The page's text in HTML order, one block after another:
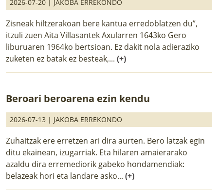
2026-07-20 | JAKOBA ERREKONDO
Zisneak hiltzerakoan bere kantua erredoblatzen du”,
itzuli zuen Aita Villasantek Axularren 1643ko Gero
liburuaren 1964ko bertsioan. Ez dakit nola adieraziko
zuketen ez batak ez besteak,... (+)
Beroari beroarena ezin kendu
2026-07-13 | JAKOBA ERREKONDO
Zuhaitzak ere erretzen ari dira aurten. Bero latzak egin
ditu ekainean, izugarriak. Eta hilaren amaierarako
azaldu dira erremediorik gabeko hondamendiak:
belazeak hori eta landare asko... (+)